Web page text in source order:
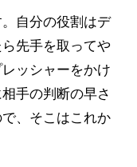
自分の役割はデ
先手を取ってや
ッシャーをかけ
手の判断の早さ
、そこはこれか